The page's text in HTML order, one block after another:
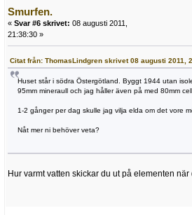
Smurfen.
« Svar #6 skrivet: 08 augusti 2011,
21:38:30 »
Citat från: ThomasLindgren skrivet 08 augusti 2011,
Huset står i södra Östergötland. Byggt 1944 utan
95mm mineraull och jag håller även på med 80mm
1-2 gånger per dag skulle jag vilja elda om det vore
Nåt mer ni behöver veta?
Hur varmt vatten skickar du ut på elementen när